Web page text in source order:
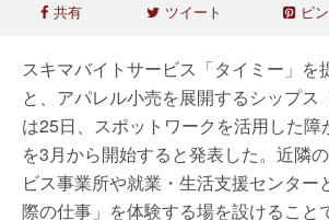
共有 ツイート ピン
スキマバイトサービス「タイミー」を
と、アパレル小売を展開するシップス
は25日、スポットワークを活用した障
を3月から開始すると発表した。近隣
ビス事業所や就業・生活支援センター
際の仕事」を体験する場を設けること